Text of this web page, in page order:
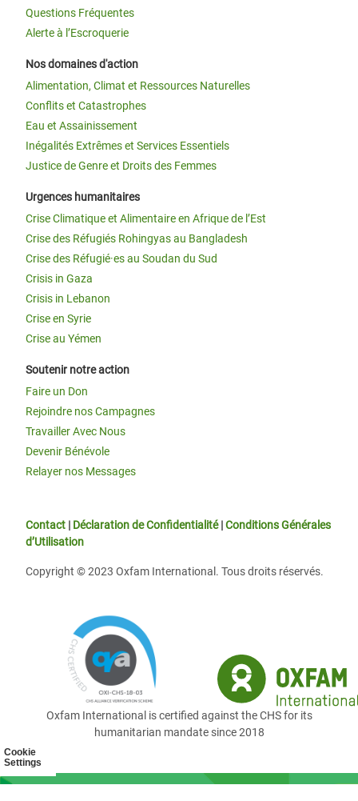
Cookie
Settings
Questions Fréquentes
Alerte à l’Escroquerie
Nos domaines d'action
Alimentation, Climat et Ressources Naturelles
Conflits et Catastrophes
Eau et Assainissement
Inégalités Extrêmes et Services Essentiels
Justice de Genre et Droits des Femmes
Urgences humanitaires
Crise Climatique et Alimentaire en Afrique de l’Est
Crise des Réfugiés Rohingyas au Bangladesh
Crise des Réfugié·es au Soudan du Sud
Crisis in Gaza
Crisis in Lebanon
Crise en Syrie
Crise au Yémen
Soutenir notre action
Faire un Don
Rejoindre nos Campagnes
Travailler Avec Nous
Devenir Bénévole
Relayer nos Messages
Contact | Déclaration de Confidentialité|Conditions Générales
d’Utilisation
Copyright © 2023 Oxfam International. Tous droits réservés.
Oxfam International is certified against the CHS for its
humanitarian mandate since 2018